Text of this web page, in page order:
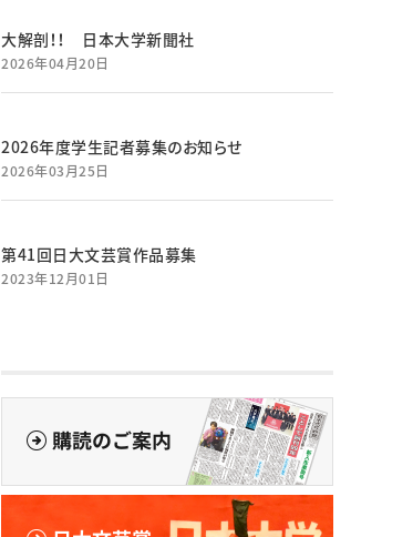
大解剖！！ 日本大学新聞社
2026年04月20日
2026年度学生記者募集のお知らせ
2026年03月25日
第41回日大文芸賞作品募集
2023年12月01日